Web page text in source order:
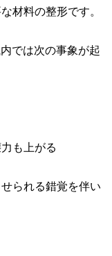
材料の整形です。
では次の事象が起
も上がる
られる錯覚を伴い